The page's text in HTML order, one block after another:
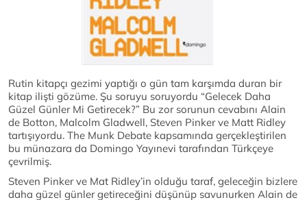
Rutin kitapçı gezimi yaptığı o gün tam karşımda duran bir
kitap ilişti gözüme. Şu soruyu soruyordu “Gelecek Daha
Güzel Günler Mi Getirecek?” Bu zor sorunun cevabını Alain
de Botton, Malcolm Gladwell, Steven Pinker ve Matt Ridley
tartışıyordu. The Munk Debate kapsamında gerçekleştirilen
bu münazara da Domingo Yayınevi tarafından Türkçeye
çevrilmiş.
Steven Pinker ve Mat Ridley’in olduğu taraf, geleceğin bizlere
daha güzel günler getireceğini düşünüp savunurken Alain de